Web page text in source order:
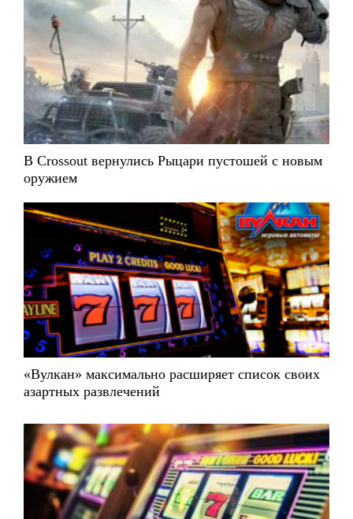
В Crossout вернулись Рыцари пустошей с новым
оружием
«Вулкан» максимально расширяет список своих
азартных развлечений